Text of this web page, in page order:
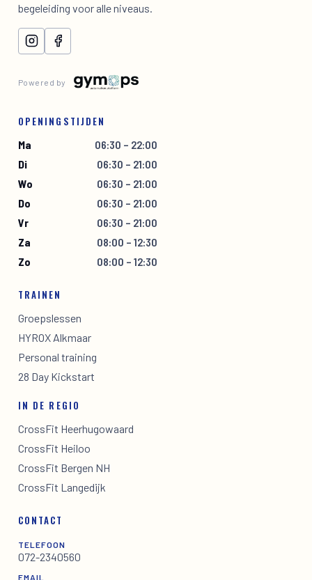
begeleiding voor alle niveaus.
Powered by
OPENINGSTIJDEN
Ma
06:30 – 22:00
Di
06:30 – 21:00
Wo
06:30 – 21:00
Do
06:30 – 21:00
Vr
06:30 – 21:00
Za
08:00 – 12:30
Zo
08:00 – 12:30
TRAINEN
Groepslessen
HYROX Alkmaar
Personal training
28 Day Kickstart
IN DE REGIO
CrossFit Heerhugowaard
CrossFit Heiloo
CrossFit Bergen NH
CrossFit Langedijk
CONTACT
TELEFOON
072-2340560
EMAIL